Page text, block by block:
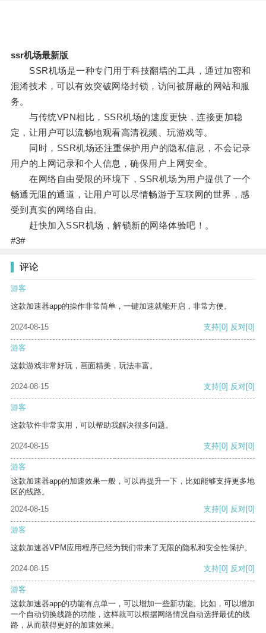
ssr机场最新版
SSR机场是一种专门用于科技翻墙的工具，通过加密和
混淆技术，可以有效突破网络封锁，访问被屏蔽的网站和服
务。
与传统VPN相比，SSR机场的速度更快，连接更加稳
定，让用户可以流畅地观看高清视频、玩游戏等。
同时，SSR机场还注重保护用户的隐私信息，不会记录
用户的上网记录和个人信息，确保用户上网安全。
在网络自由受限的环境下，SSR机场为用户提供了一个
畅通无阻的通道，让用户可以尽情畅游于互联网的世界，感
受到真实的网络自由。
赶快加入SSR机场，解锁新的网络体验吧！。
#3#
评论
游客
这款加速器app的操作非常简单，一键加速就能开启，非常方便。
2024-08-15 支持[0] 反对[0]
游客
这款游戏非常好玩，画面精美，玩法丰富。
2024-08-15 支持[0] 反对[0]
游客
这款软件非常实用，可以帮助我解决很多问题。
2024-08-15 支持[0] 反对[0]
游客
这款加速器app的加速效果一般，可以再提升一下，比如能够支持更多地
区的线路。
2024-08-15
支持[0] 反对[0]
游客
这款加速器VPM应用程序已经为我们带来了无限的隐私和安全性保护。
2024-08-15 支持[0] 反对[0]
游客
这款加速器app的功能有点单一，可以增加一些新功能。比如，可以增加
一个自动切换线路的功能，这样就可以根据网络情况自动选择最优的线
路，从而获得更好的加速效果。